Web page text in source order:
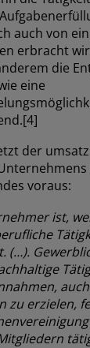
auch von
erbracht
die
eine
der
voraus:
ist,
(…).
zu erzielen,